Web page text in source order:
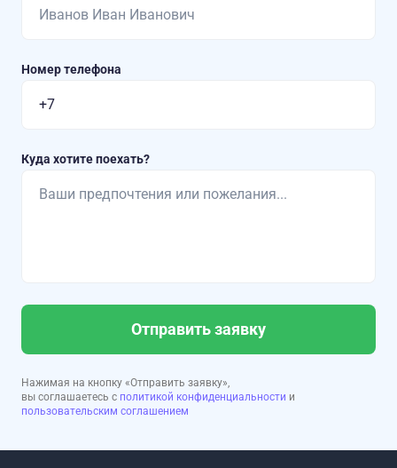
Номер телефона
Куда хотите поехать?
Отправить заявку
Нажимая на кнопку «Отправить заявку»,
вы соглашаетесь с политикой конфиденциальности и
пользовательским соглашением